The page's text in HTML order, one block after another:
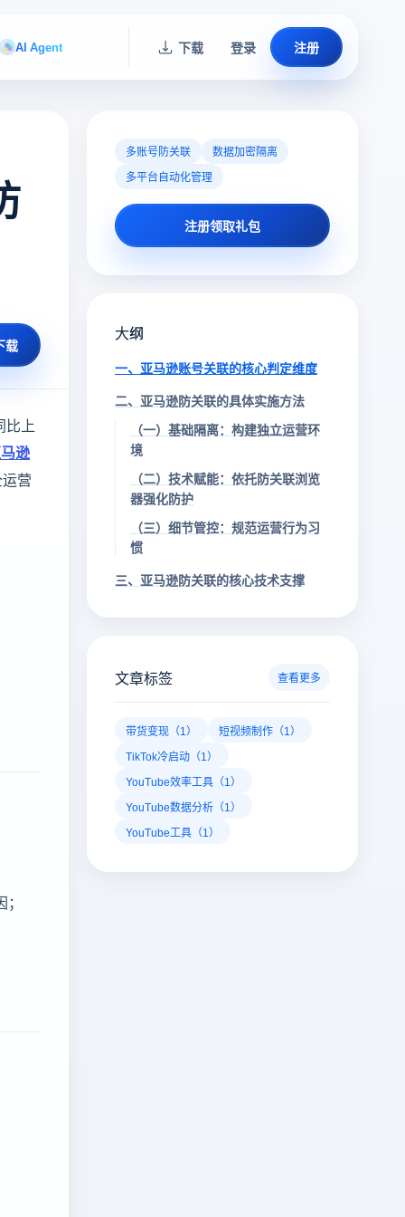
AI Agent 下载 登录 注册
载
比上
逊
营
多账号防关联
数据加密隔离
多平台自动化管理
注册领取礼包
大纲
一、亚马逊账号关联的核心判定维度
二、亚马逊防关联的具体实施方法
（一）基础隔离：构建独立运营环
境
（二）技术赋能：依托防关联浏览
器强化防护
（三）细节管控：规范运营行为习
惯
三、亚马逊防关联的核心技术支撑
文章标签 查看更多
带货变现（1）
短视频制作（1）
TikTok冷启动（1）
YouTube效率工具（1）
YouTube数据分析（1）
YouTube工具（1）